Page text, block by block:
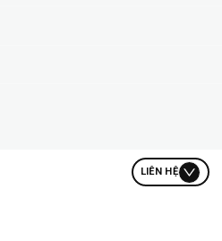
LIÊN HỆ